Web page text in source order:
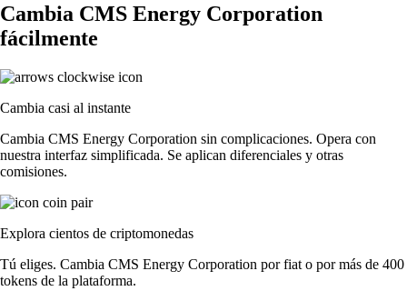
Cambia CMS Energy Corporation
fácilmente
Cambia casi al instante
Cambia CMS Energy Corporation sin complicaciones. Opera con
nuestra interfaz simplificada. Se aplican diferenciales y otras
comisiones.
Explora cientos de criptomonedas
Tú eliges. Cambia CMS Energy Corporation por fiat o por más de 400
tokens de la plataforma.